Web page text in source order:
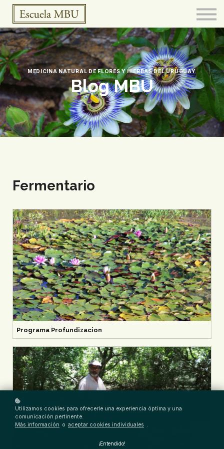
FERMENTARIO
Meditación
CURSOS
BOTICA
CONTACTO
MEDICINA NATURAL DE FLORES Y HIERBAS DEL URUGUAY.
Blog MBU
Fermentario
Programa Profundizacion
Utilizamos cookies para ofrecerle una experiencia óptima y una
comunicación pertinente.
Más información o aceptar cookies individuales .
¡Entendido!